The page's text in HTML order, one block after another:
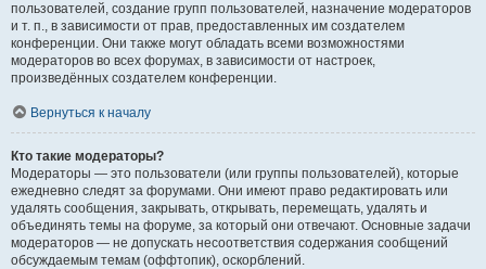
пользователей, создание групп пользователей, назначение модераторов
и т. п., в зависимости от прав, предоставленных им создателем
конференции. Они также могут обладать всеми возможностями
модераторов во всех форумах, в зависимости от настроек,
произведённых создателем конференции.
Вернуться к началу
Кто такие модераторы?
Модераторы — это пользователи (или группы пользователей), которые
ежедневно следят за форумами. Они имеют право редактировать или
удалять сообщения, закрывать, открывать, перемещать, удалять и
объединять темы на форуме, за который они отвечают. Основные задачи
модераторов — не допускать несоответствия содержания сообщений
обсуждаемым темам (оффтопик), оскорблений.